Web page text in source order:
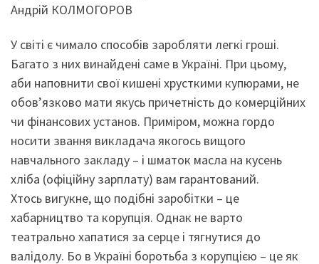
Андрій КОЛМОГОРОВ
У світі є чимало способів заробляти легкі гроші.
Багато з них винайдені саме в Україні. При цьому,
аби наповнити свої кишені хрусткими купюрами, не
обов’язково мати якусь причетність до комерційних
чи фінансових установ. Приміром, можна гордо
носити звання викладача якогось вищого
навчального закладу – і шматок масла на кусень
хліба (офіційну зарплату) вам гарантований.
Хтось вигукне, що подібні заробітки – це
хабарництво та корупція. Однак не варто
театрально хапатися за серце і тягнутися до
валідолу. Бо в Україні боротьба з корупцією – це як